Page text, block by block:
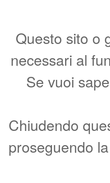
Questo sito o
necessari al
Se vuoi
Chiudendo
proseguendo